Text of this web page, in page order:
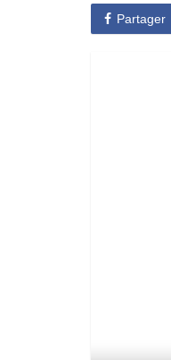
Partager